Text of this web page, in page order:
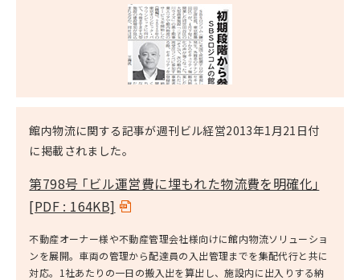
館内物流に関する記事が週刊ビル経営2013年1月21日付
に掲載されました。
第798号 ｢ビル運営費に埋もれた物流費を明確化｣
[PDF : 164KB]
不動産オーナー様や不動産管理会社様向けに館内物流ソリューショ
ンを展開。車両の管理から配達員の入出管理までを集配代行と共に
対応。1社あたりの一日の搬入出を算出し、施設内に出入りする納